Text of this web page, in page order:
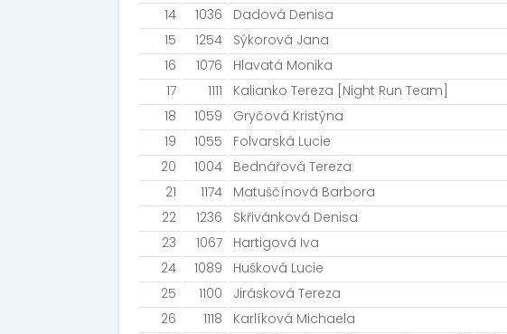
14
1036 Dadová Denisa
15
1254 Sýkorová Jana
16
1076 Hlavatá Monika
17
1111 Kalianko Tereza [Night Run Team]
18
1059 Gryčová Kristýna
19
1055 Folvarská Lucie
20
1004 Bednářová Tereza
21
1174 Matuščínová Barbora
22
1236 Skřivánková Denisa
23
1067 Hartigová Iva
24
1089 Hušková Lucie
25
1100 Jirásková Tereza
26
1118 Karlíková Michaela